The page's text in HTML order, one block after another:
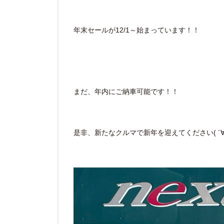
年末セールが12/1～始まっています！！
まだ、年内にご納車可能です！！
是非、新たなクルマで新年を迎えてください(